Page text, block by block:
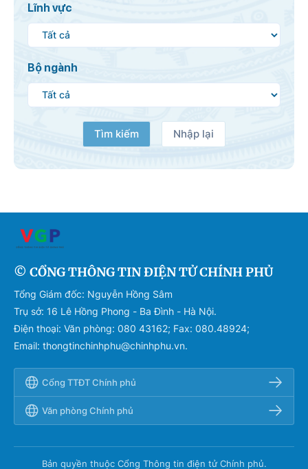
Lĩnh vực
Bộ ngành
Tìm kiếm Nhập lại
© CỔNG THÔNG TIN ĐIỆN TỬ CHÍNH PHỦ
Tổng Giám đốc: Nguyễn Hồng Sâm
Trụ sở: 16 Lê Hồng Phong - Ba Đình - Hà Nội.
Điện thoại: Văn phòng: 080 43162; Fax: 080.48924;
Email: thongtinchinhphu@chinhphu.vn.
Cổng TTĐT Chính phủ
Văn phòng Chính phủ
Bản quyền thuộc Cổng Thông tin điện tử Chính phủ.